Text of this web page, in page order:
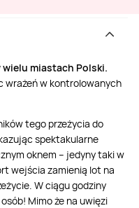
miastach Polski.
wrażeń w kontrolowanych
tego przeżycia do
spektakularne
oknem – jedyny taki w
wejścia zamienią lot na
W ciągu godziny
Mimo że na uwięzi